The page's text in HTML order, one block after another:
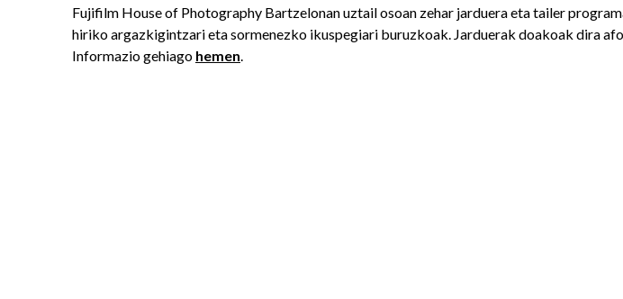
Fujifilm House of Photography Bartzelonan uztail osoan zehar jarduera eta tailer
hiriko argazkigintzari eta sormenezko ikuspegiari buruzkoak. Jarduerak doakoak dira
Informazio gehiago hemen.